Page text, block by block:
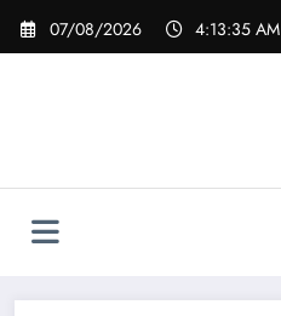
Videre
07/08/2026 4:13:35 AM